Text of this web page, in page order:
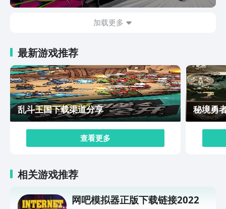
加载更多
最新游戏推荐
乱斗王国下载渠道分享
查看更多
秘境勇
相关游戏推荐
网吧模拟器正版下载链接2022